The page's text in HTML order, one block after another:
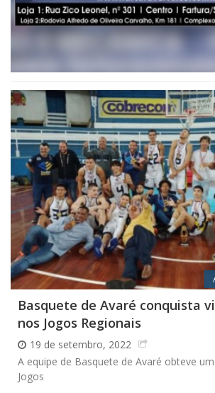
Basquete de Avaré conquista
nos Jogos Regionais
19 de setembro, 2022
A equipe de Basquete de Avaré obteve
Jogos